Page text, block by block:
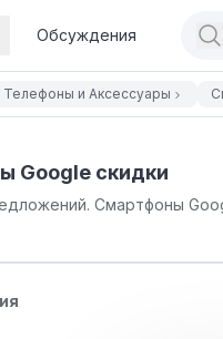
Обсуждения
Телефоны и Аксессуары
Google cкидки
Смартфоны